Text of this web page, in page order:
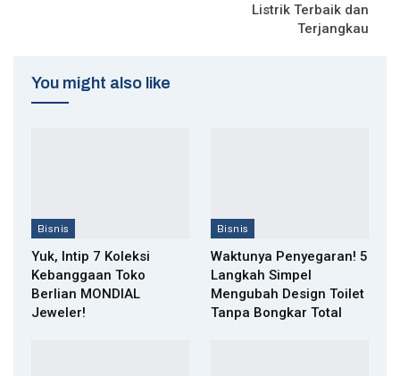
Listrik Terbaik dan
Terjangkau
You might also like
Bisnis
Yuk, Intip 7 Koleksi
Kebanggaan Toko
Berlian MONDIAL
Jeweler!
Bisnis
Waktunya Penyegaran! 5
Langkah Simpel
Mengubah Design Toilet
Tanpa Bongkar Total